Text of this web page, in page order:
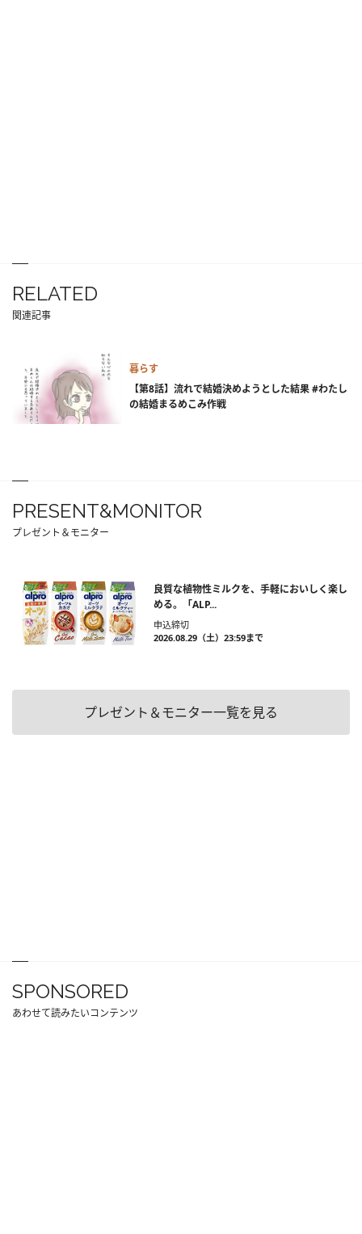
RELATED
関連記事
暮らす
【第8話】流れで結婚決めようとした結果 #わたし
の結婚まるめこみ作戦
PRESENT&MONITOR
プレゼント＆モニター
良質な植物性ミルクを、手軽においしく楽し
める。「ALP...
申込締切
2026.08.29（土）23:59まで
プレゼント＆モニター一覧を見る
SPONSORED
あわせて読みたいコンテンツ